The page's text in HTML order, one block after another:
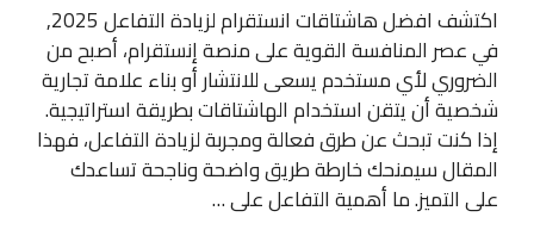
اكتشف افضل هاشتاقات انستقرام لزيادة التفاعل 2025,
في عصر المنافسة القوية على منصة إنستقرام، أصبح من
الضروري لأي مستخدم يسعى للانتشار أو بناء علامة تجارية
شخصية أن يتقن استخدام الهاشتاقات بطريقة استراتيجية.
إذا كنت تبحث عن طرق فعالة ومجربة لزيادة التفاعل، فهذا
المقال سيمنحك خارطة طريق واضحة وناجحة تساعدك
على التميز. ما أهمية التفاعل على …